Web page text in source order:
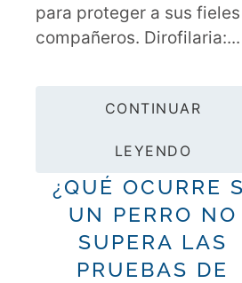
para proteger a sus fieles
compañeros. Dirofilaria:...
CONTINUAR
LEYENDO
¿QUÉ OCURRE
UN PERRO NO
SUPERA LAS
PRUEBAS DE